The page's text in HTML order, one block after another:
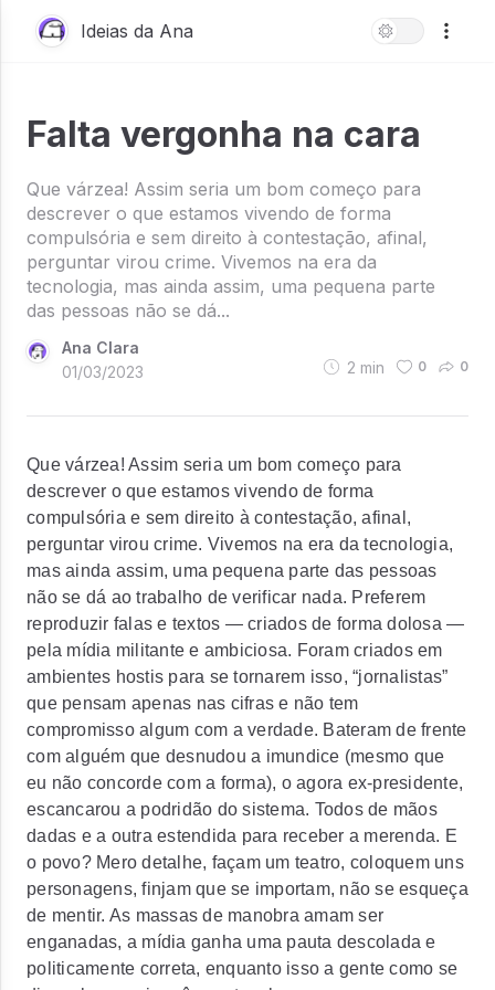
Ideias da Ana
Falta vergonha na cara
Que várzea! Assim seria um bom começo para
descrever o que estamos vivendo de forma
compulsória e sem direito à contestação, afinal,
perguntar virou crime. Vivemos na era da
tecnologia, mas ainda assim, uma pequena parte
das pessoas não se dá...
Ana Clara
01/03/2023
2 min 0 0
Que várzea! Assim seria um bom começo para
descrever o que estamos vivendo de forma
compulsória e sem direito à contestação, afinal,
perguntar virou crime. Vivemos na era da tecnologia,
mas ainda assim, uma pequena parte das pessoas
não se dá ao trabalho de verificar nada. Preferem
reproduzir falas e textos — criados de forma dolosa —
pela mídia militante e ambiciosa. Foram criados em
ambientes hostis para se tornarem isso, “jornalistas”
que pensam apenas nas cifras e não tem
compromisso algum com a verdade. Bateram de frente
com alguém que desnudou a imundice (mesmo que
eu não concorde com a forma), o agora ex-presidente,
escancarou a podridão do sistema. Todos de mãos
dadas e a outra estendida para receber a merenda. E
o povo? Mero detalhe, façam um teatro, coloquem uns
personagens, finjam que se importam, não se esqueça
de mentir. As massas de manobra amam ser
enganadas, a mídia ganha uma pauta descolada e
politicamente correta, enquanto isso a gente como se